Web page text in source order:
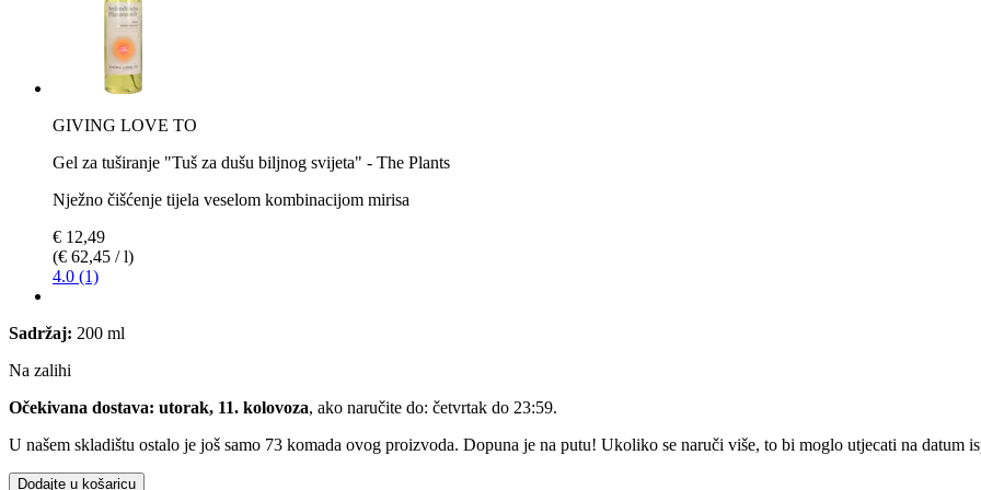
GIVING LOVE TO
Gel za tuširanje "Tuš za dušu biljnog svijeta" - The Plants
Nježno čišćenje tijela veselom kombinacijom mirisa
€ 12,49
(€ 62,45 / l)
4.0 (1)
Sadržaj: 200 ml
Na zalihi
Očekivana dostava: utorak, 11. kolovoza, ako naručite do: četvrtak do 23:59.
U našem skladištu ostalo je još samo 73 komada ovog proizvoda. Dopuna je na putu! Ukoliko se naruči više, to bi moglo utjecati na datum
Dodajte u košaricu